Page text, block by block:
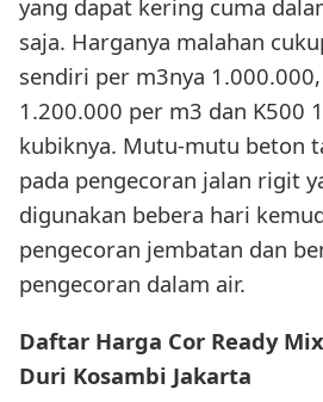
yang dapat kering cuma
saja. Harganya malahan
sendiri per m3nya
1.200.000 per m3 dan K500
kubiknya. Mutu-mutu beton
pada pengecoran jalan rigit
digunakan bebera hari
pengecoran jembatan dan
pengecoran dalam air.
Daftar Harga Cor Ready
Duri Kosambi Jakarta